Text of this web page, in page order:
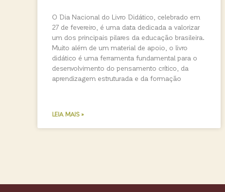
O Dia Nacional do Livro Didático, celebrado em
27 de fevereiro, é uma data dedicada a valorizar
um dos principais pilares da educação brasileira.
Muito além de um material de apoio, o livro
didático é uma ferramenta fundamental para o
desenvolvimento do pensamento crítico, da
aprendizagem estruturada e da formação
LEIA MAIS »